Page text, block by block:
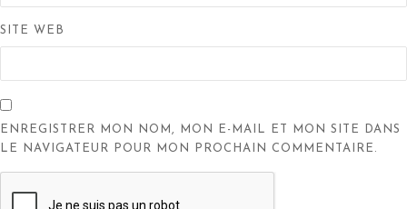
SITE WEB
ENREGISTRER MON NOM, MON E-MAIL ET MON SITE DANS
LE NAVIGATEUR POUR MON PROCHAIN COMMENTAIRE.